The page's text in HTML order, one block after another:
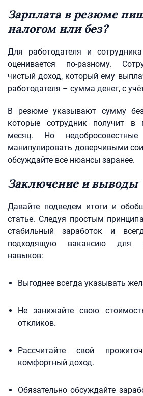
Зарплата в резюме
налогом или без?
Для работодателя и
оценивается по-разному.
чистый доход, который ему
работодателя – сумма денег, с
В резюме указывают сумму
которые сотрудник получит
месяц. Но
манипулировать доверчивыми
обсуждайте все нюансы заранее.
Заключение и выводы
Давайте подведем итоги и
статье. Следуя простым
стабильный заработок и
подходящую вакансию для
навыков:
Выгоднее всегда указывать
Не занижайте свою
откликов.
Рассчитайте свой
комфортный доход.
Обязательно обсуждайте